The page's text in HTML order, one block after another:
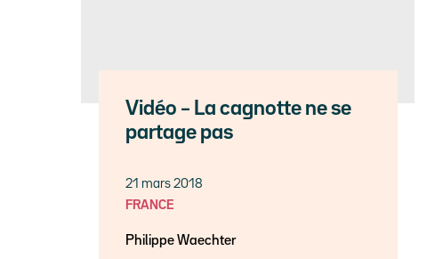
Vidéo – La cagnotte ne se
partage pas
21 mars 2018
FRANCE
Philippe Waechter